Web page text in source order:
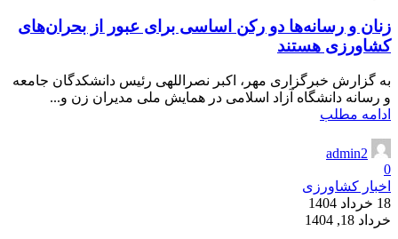
زنان و رسانه‌ها دو رکن اساسی برای عبور از بحران‌های
کشاورزی هستند
به گزارش خبرگزاری مهر، اکبر نصراللهی رئیس دانشکدگان جامعه
و رسانه دانشگاه آزاد اسلامی در همایش ملی مدیران زن و...
ادامه مطلب
admin2
0
اخبار کشاورزی
18 خرداد 1404
خرداد 18, 1404